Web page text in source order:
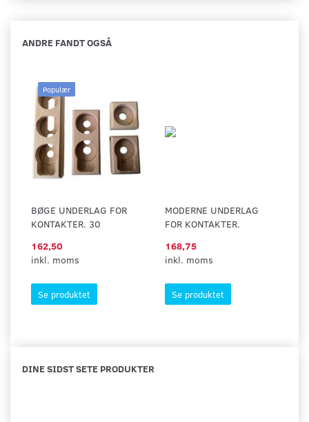
ANDRE FANDT OGSÅ
Populær
BØGE UNDERLAG FOR
KONTAKTER. 30
162,50
inkl. moms
Se produktet
MODERNE UNDERLAG
FOR KONTAKTER.
168,75
inkl. moms
Se produktet
DINE SIDST SETE PRODUKTER